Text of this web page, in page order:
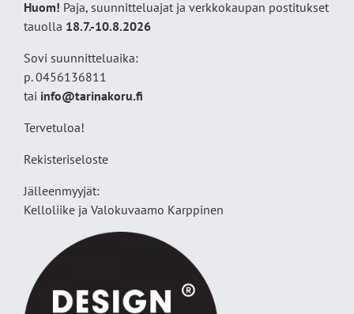
Huom! Paja, suunnitteluajat ja verkkokaupan postitukset
tauolla 18.7.-10.8.2026
Sovi suunnitteluaika:
p. 0456136811
tai info@tarinakoru.fi
Tervetuloa!
Rekisteriseloste
Jälleenmyyjät:
Kelloliike ja Valokuvaamo Karppinen